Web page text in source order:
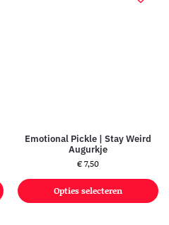
Emotional Pickle | Stay Weird
Augurkje
€7,50
Opties selecteren